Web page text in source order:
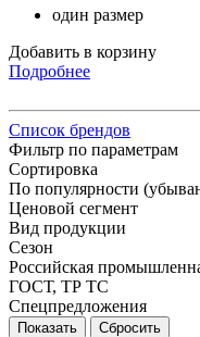
один размер
Добавить в корзину
Подробнее
Список брендов
Фильтр по параметрам
Сортировка
По популярности
Ценовой сегмент
Вид продукции
Сезон
Российская
ГОСТ, ТР ТС
Спецпредложения
Сбросить